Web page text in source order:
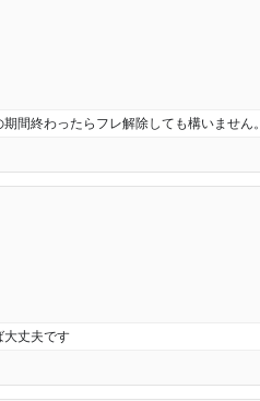
間終わったらフレ解除しても構いません。
大丈夫です